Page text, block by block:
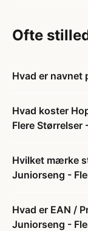
Ofte
Hvad er navnet
Hvad koster
Flere Størrelser
Hvilket mærke
Juniorseng -
Hvad er EAN /
Juniorseng -